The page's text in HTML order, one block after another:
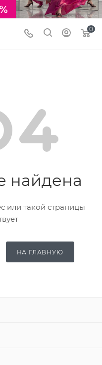
0
найдена
или такой страницы
НА ГЛАВНУЮ